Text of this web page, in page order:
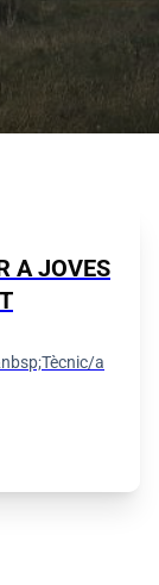
A JOVES
a
per a